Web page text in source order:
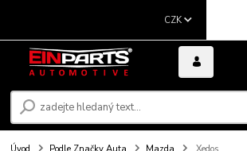
CZK